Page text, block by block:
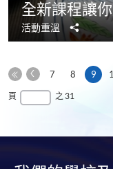
全新課程讓
活動重溫
分
享
第
一
上
7 8 9本
頁 之 31